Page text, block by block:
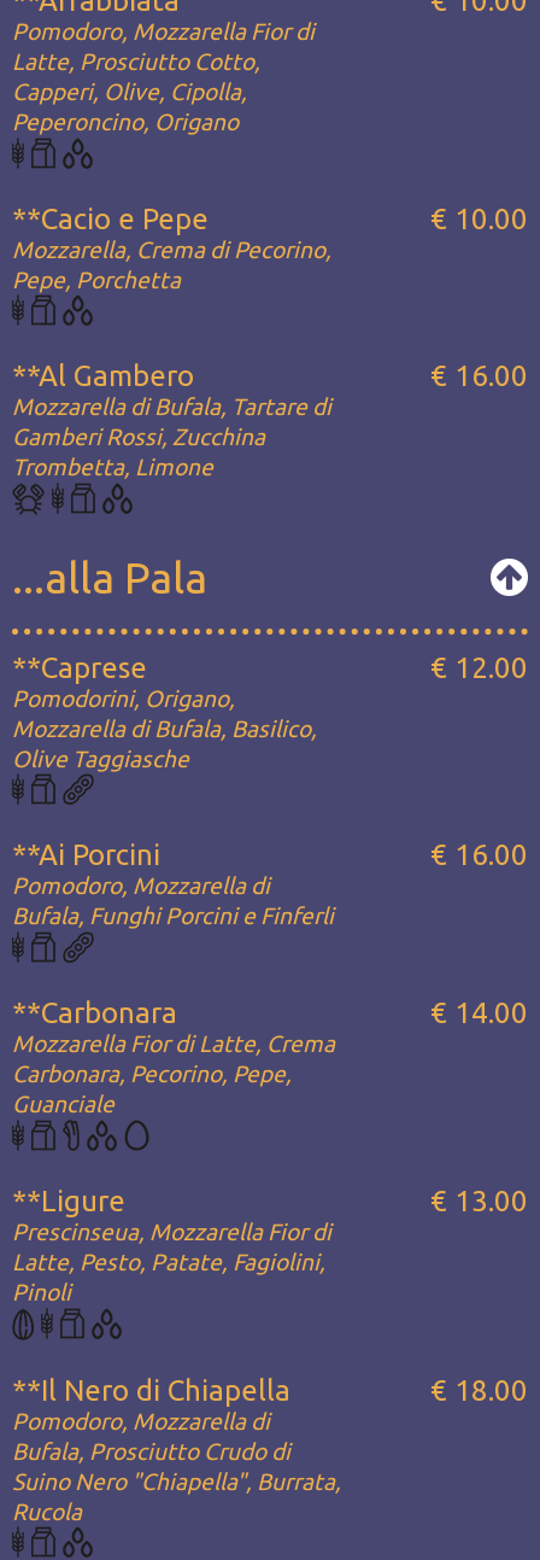
Pomodoro, Mozzarella Fior di
Latte, Prosciutto Cotto,
Capperi, Olive, Cipolla,
Peperoncino, Origano
**Cacio e Pepe
Mozzarella, Crema di Pecorino,
Pepe, Porchetta
€ 10.00
**Al Gambero
Mozzarella di Bufala, Tartare di
Gamberi Rossi, Zucchina
Trombetta, Limone
€ 16.00
...alla Pala
**Caprese
Pomodorini, Origano,
Mozzarella di Bufala, Basilico,
Olive Taggiasche
€ 12.00
**Ai Porcini
Pomodoro, Mozzarella di
Bufala, Funghi Porcini e Finferli
€ 16.00
**Carbonara
Mozzarella Fior di Latte, Crema
Carbonara, Pecorino, Pepe,
Guanciale
€ 14.00
**Ligure
Prescinseua, Mozzarella Fior di
Latte, Pesto, Patate, Fagiolini,
Pinoli
€ 13.00
**Il Nero di Chiapella
Pomodoro, Mozzarella di
Bufala, Prosciutto Crudo di
Suino Nero "Chiapella", Burrata,
Rucola
€ 18.00